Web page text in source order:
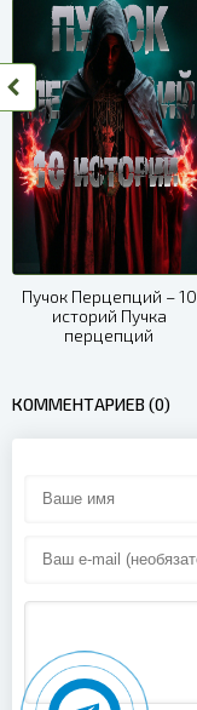
Пучок Перцепций – 10
историй Пучка
перцепций
КОММЕНТАРИЕВ (0)